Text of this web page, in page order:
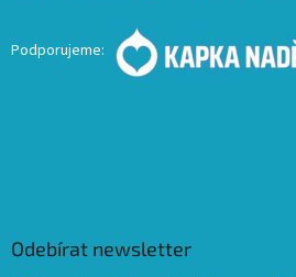
Podporujeme:
Odebírat newsletter